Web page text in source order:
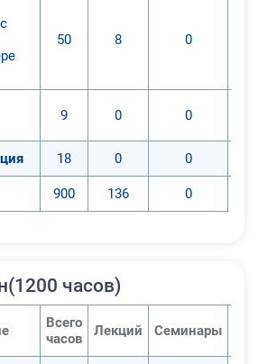
50 8 0
9 0 0
18 0 0
900 136 0
часов)
Всего
часов
Лекций Семинары